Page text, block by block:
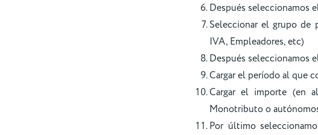
Después seleccionamos
Seleccionar el grupo de
IVA, Empleadores, etc)
Después seleccionamos
Cargar el período al que
Cargar el importe (en
Monotributo o
Por último